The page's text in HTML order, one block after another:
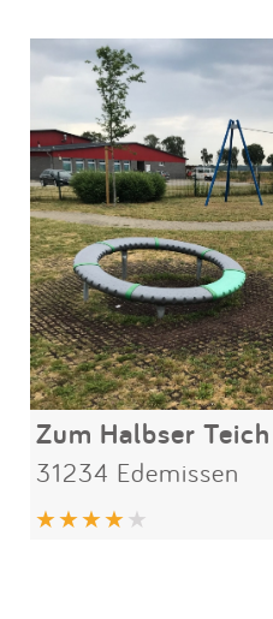
Zum Halbser Teich
31234 Edemissen